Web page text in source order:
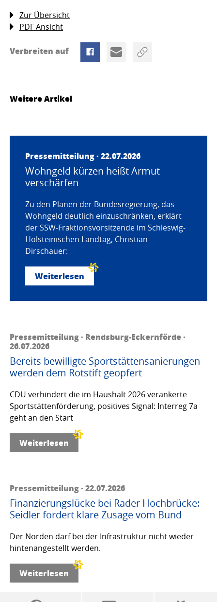
Zur Übersicht
PDF Ansicht
Verbreiten auf
Weitere Artikel
Pressemitteilung · 22.07.2026
Wohngeld kürzen heißt Armut
verschärfen
Zu den Plänen der Bundesregierung, das
Wohngeld deutlich einzuschränken, erklärt
der SSW-Fraktionsvorsitzende im Schleswig-
Holsteinischen Landtag, Christian
Dirschauer:
Weiterlesen
Pressemitteilung · Rendsburg-Eckernförde ·
26.07.2026
Bereits bewilligte Sportstättensanierungen
werden dem Rotstift geopfert
CDU verhindert die im Haushalt 2026 verankerte
Sportstättenförderung, positives Signal: Interreg 7a
geht an den Start
Weiterlesen
Pressemitteilung · 22.07.2026
Finanzierungslücke bei Rader Hochbrücke:
Seidler fordert klare Zusage vom Bund
Der Norden darf bei der Infrastruktur nicht wieder
hintenangestellt werden.
Weiterlesen